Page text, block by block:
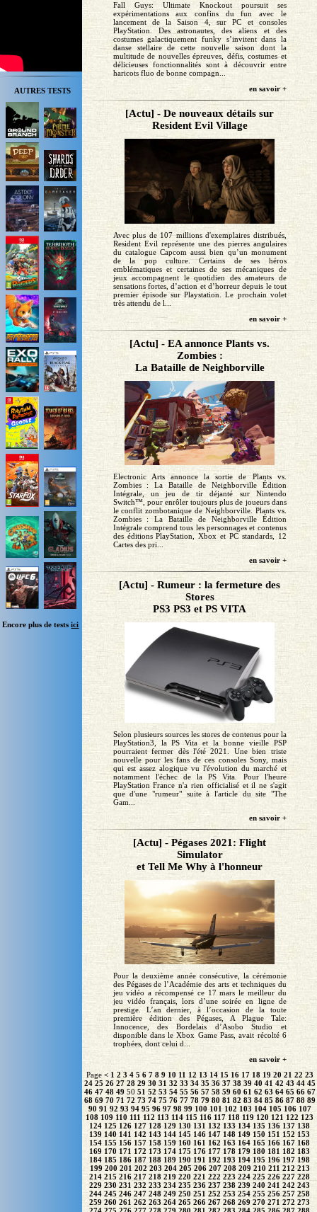
AUTRES TESTS
Encore plus de testsici
Fall Guys: Ultimate Knockout poursuit ses
expérimentations aux confins du fun avec le
lancement de la Saison 4, sur PC et consoles
PlayStation. Des astronautes, des aliens et des
costumes galactiquement funky s’invitent dans la
danse stellaire de cette nouvelle saison dont la
multitude de nouvelles épreuves, défis, costumes et
délicieuses fonctionnalités sont à découvrir entre
haricots fluo de bonne compagn...
en savoir +
[Actu] - De nouveaux détails sur
Resident Evil Village
Avec plus de 107 millions d'exemplaires distribués,
Resident Evil représente une des pierres angulaires
du catalogue Capcom aussi bien qu’un monument
de la pop culture. Certains de ses héros
emblématiques et certaines de ses mécaniques de
jeux accompagnent le quotidien des amateurs de
sensations fortes, d’action et d’horreur depuis le tout
premier épisode sur Playstation. Le prochain volet
très attendu de l...
en savoir +
[Actu] - EA annonce Plants vs.
Zombies :
La Bataille de Neighborville
Electronic Arts annonce la sortie de Plants vs.
Zombies : La Bataille de Neighborville Édition
Intégrale, un jeu de tir déjanté sur Nintendo
Switch™, pour enrôler toujours plus de joueurs dans
le conflit zombotanique de Neighborville. Plants vs.
Zombies : La Bataille de Neighborville Édition
Intégrale comprend tous les personnages et contenus
des éditions PlayStation, Xbox et PC standards, 12
Cartes des pri...
en savoir +
[Actu] - Rumeur : la fermeture des
Stores
PS3 PS3 et PS VITA
Selon plusieurs sources les stores de contenus pour la
PlayStation3, la PS Vita et la bonne vieille PSP
pourraient fermer dès l'été 2021. Une bien triste
nouvelle pour les fans de ces consoles Sony, mais
qui est assez alogique vu l'évolution du marché et
notamment l'échec de la PS Vita. Pour l'heure
PlayStation France n'a rien officialisé et il ne s'agit
que d'une "rumeur" suite à l'article du site "The
Gam...
en savoir +
[Actu] - Pégases 2021: Flight
Simulator
et Tell Me Why à l'honneur
Pour la deuxième année consécutive, la cérémonie
des Pégases de l’Académie des arts et techniques du
jeu vidéo a récompensé ce 17 mars le meilleur du
jeu vidéo français, lors d’une soirée en ligne de
prestige. L’an dernier, à l’occasion de la toute
première édition des Pégases, A Plague Tale:
Innocence, des Bordelais d’Asobo Studio et
disponible dans le Xbox Game Pass, avait récolté 6
trophées, dont celui d...
en savoir +
Page < 1 2 3 4 5 6 7 8 9 10 11 12 13 14 15 16 17 18 19 20 21 22 23
24 25 26 27 28 29 30 31 32 33 34 35 36 37 38 39 40 41 42 43 44 45
46 47 48 4950 51 52 53 54 55 56 57 58 59 60 61 62 63 64 65 66 67
68 69 70 71 72 73 74 75 76 77 78 79 80 81 82 83 84 85 86 87 88 89
90 91 92 93 94 95 96 97 98 99 100 101 102 103 104 105 106 107
108 109 110 111 112 113 114 115 116 117 118 119 120 121 122 123
124 125 126 127 128 129 130 131 132 133 134 135 136 137 138
139 140 141 142 143 144 145 146 147 148 149 150 151 152 153
154 155 156 157 158 159 160 161 162 163 164 165 166 167 168
169 170 171 172 173 174 175 176 177 178 179 180 181 182 183
184 185 186 187 188 189 190 191 192 193 194 195 196 197 198
199 200 201 202 203 204 205 206 207 208 209 210 211 212 213
214 215 216 217 218 219 220 221 222 223 224 225 226 227 228
229 230 231 232 233 234 235 236 237 238 239 240 241 242 243
244 245 246 247 248 249 250 251 252 253 254 255 256 257 258
259 260 261 262 263 264 265 266 267 268 269 270 271 272 273